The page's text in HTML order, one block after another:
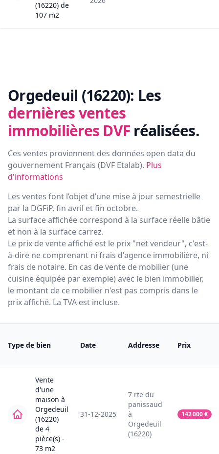
(16220) de
107 m2
Orgedeuil (16220): Les
dernières ventes
immobilières DVF réalisées.
Ces ventes proviennent des données open data du
gouvernement Français (DVF Etalab). Plus
d'informations
Les ventes font l’objet d’une mise à jour semestrielle
par la DGFiP, fin avril et fin octobre.
La surface affichée correspond à la surface réelle bâtie
et non à la surface carrez.
Le prix de vente affiché est le prix "net vendeur", c'est-
à-dire ne comprenant ni frais d'agence immobilière, ni
frais de notaire. En cas de vente de mobilier (une
cuisine équipée par exemple) avec le bien immobilier,
le montant de ce mobilier n'est pas compris dans le
prix affiché. La TVA est incluse.
Type de bien Date Addresse Prix
Vente
d'une
maison à
Orgedeuil
(16220)
de 4
pièce(s) -
73 m2
31-12-2025
7 rte du
panissaud
à
Orgedeuil
(16220)
142 000€